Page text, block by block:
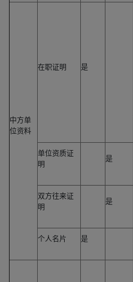
中方单
位资料
在职证明 是
单位资质证
明
是
双方往来证
明
是
个人名片 是